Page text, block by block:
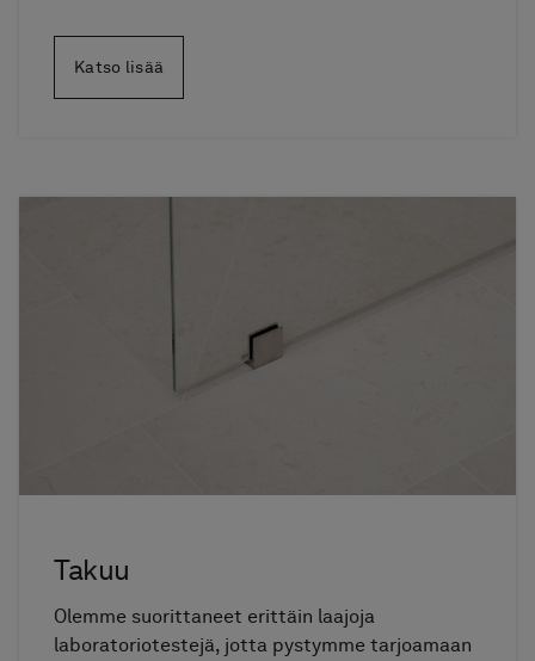
Katso lisää
Takuu
Olemme suorittaneet erittäin laajoja
laboratoriotestejä, jotta pystymme tarjoamaan